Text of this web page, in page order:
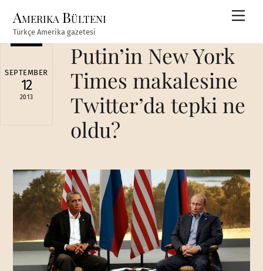
content
Amerika Bülteni
Türkçe Amerika gazetesi
SEPTEMBER
12
2013
Putin’in New York
Times makalesine
Twitter’da tepki ne
oldu?